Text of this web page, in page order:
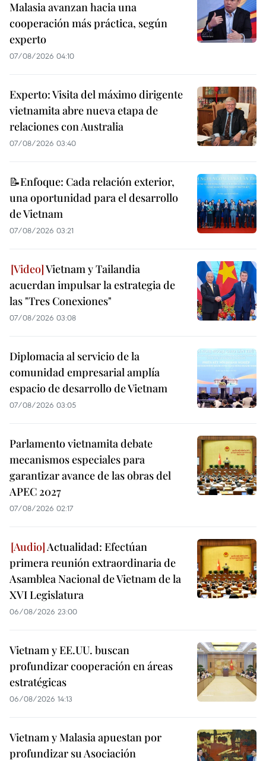
Malasia avanzan hacia una
cooperación más práctica, según
experto
07/08/2026 04:10
Experto: Visita del máximo dirigente
vietnamita abre nueva etapa de
relaciones con Australia
07/08/2026 03:40
📝Enfoque: Cada relación exterior,
una oportunidad para el desarrollo
de Vietnam
07/08/2026 03:21
Vietnam y Tailandia
acuerdan impulsar la estrategia de
las "Tres Conexiones"
07/08/2026 03:08
Diplomacia al servicio de la
comunidad empresarial amplía
espacio de desarrollo de Vietnam
07/08/2026 03:05
Parlamento vietnamita debate
mecanismos especiales para
garantizar avance de las obras del
APEC 2027
07/08/2026 02:17
Actualidad: Efectúan
primera reunión extraordinaria de
Asamblea Nacional de Vietnam de la
XVI Legislatura
06/08/2026 23:00
Vietnam y EE.UU. buscan
profundizar cooperación en áreas
estratégicas
06/08/2026 14:13
Vietnam y Malasia apuestan por
profundizar su Asociación